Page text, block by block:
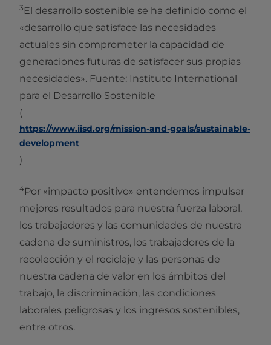
3 El desarrollo sostenible se ha definido como el
«desarrollo que satisface las necesidades
actuales sin comprometer la capacidad de
generaciones futuras de satisfacer sus propias
necesidades». Fuente: Instituto International
para el Desarrollo Sostenible
(
https://www.iisd.org/mission-and-goals/sustainable-
development
)
4Por «impacto positivo» entendemos impulsar
mejores resultados para nuestra fuerza laboral,
los trabajadores y las comunidades de nuestra
cadena de suministros, los trabajadores de la
recolección y el reciclaje y las personas de
nuestra cadena de valor en los ámbitos del
trabajo, la discriminación, las condiciones
laborales peligrosas y los ingresos sostenibles,
entre otros.